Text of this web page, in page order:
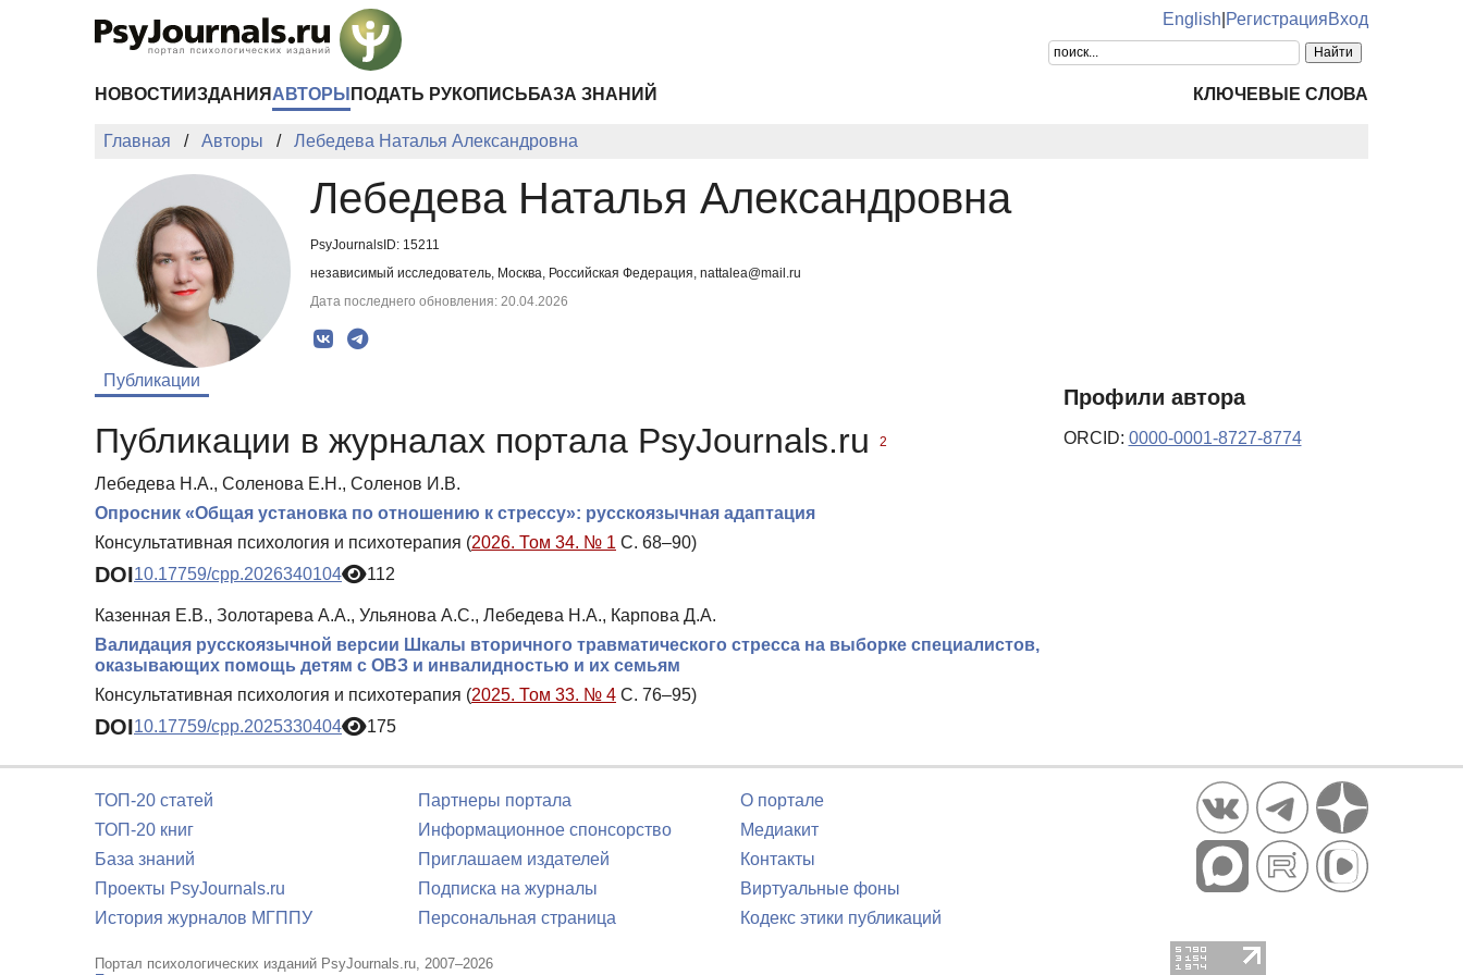
English РегистрацияВход
НОВОСТИ ИЗДАНИЯ АВТОРЫ ПОДАТЬ РУКОПИСЬ БАЗА ЗНАНИЙ КЛЮЧЕВЫЕ СЛОВА
Главная Авторы Лебедева Наталья Александровна
Лебедева Наталья Александровна
PsyJournalsID: 15211
независимый исследователь, Москва, Российская Федерация, nattalea@mail.ru
Дата последнего обновления: 20.04.2026
Публикации
Публикации в журналах портала PsyJournals.ru 2
Лебедева Н.А., Соленова Е.Н., Соленов И.В.
Опросник «Общая установка по отношению к стрессу»: русскоязычная адаптация
Консультативная психология и психотерапия (2026. Том 34. № 1 С. 68–90)
DOI10.17759/cpp.2026340104 112
Казенная Е.В., Золотарева А.А., Ульянова А.С., Лебедева Н.А., Карпова Д.А.
Валидация русскоязычной версии Шкалы вторичного травматического стресса на выборке специалистов,
оказывающих помощь детям с ОВЗ и инвалидностью и их семьям
Консультативная психология и психотерапия (2025. Том 33. № 4 С. 76–95)
DOI10.17759/cpp.2025330404 175
Профили автора
ORCID: 0000-0001-8727-8774
ТОП-20 статей
ТОП-20 книг
База знаний
Проекты PsyJournals.ru
История журналов МГППУ
Партнеры портала
Информационное спонсорство
Приглашаем издателей
Подписка на журналы
Персональная страница
О портале
Медиакит
Контакты
Виртуальные фоны
Кодекс этики публикаций
Портал психологических изданий PsyJournals.ru, 2007–2026